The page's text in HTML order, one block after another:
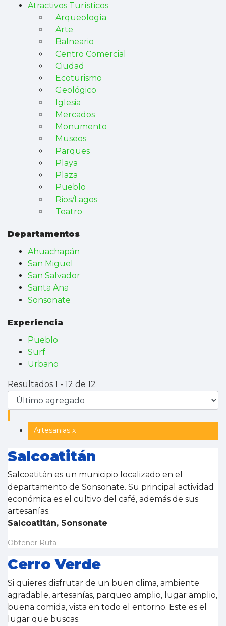
Atractivos Turísticos
Arqueología
Arte
Balneario
Centro Comercial
Ciudad
Ecoturismo
Geológico
Iglesia
Mercados
Monumento
Museos
Parques
Playa
Plaza
Pueblo
Rios/Lagos
Teatro
Departamentos
Ahuachapán
San Miguel
San Salvador
Santa Ana
Sonsonate
Experiencia
Pueblo
Surf
Urbano
Resultados 1 - 12 de 12
Artesanias x
Salcoatitán
Salcoatitán es un municipio localizado en el
departamento de Sonsonate. Su principal actividad
económica es el cultivo del café, además de sus
artesanías.
Salcoatitán, Sonsonate
Obtener Ruta
Cerro Verde
Si quieres disfrutar de un buen clima, ambiente
agradable, artesanías, parqueo amplio, lugar amplio,
buena comida, vista en todo el entorno. Este es el
lugar que buscas.